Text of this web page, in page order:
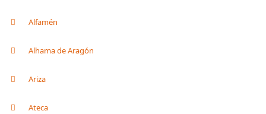
Alfamén
Alhama de Aragón
Ariza
Ateca